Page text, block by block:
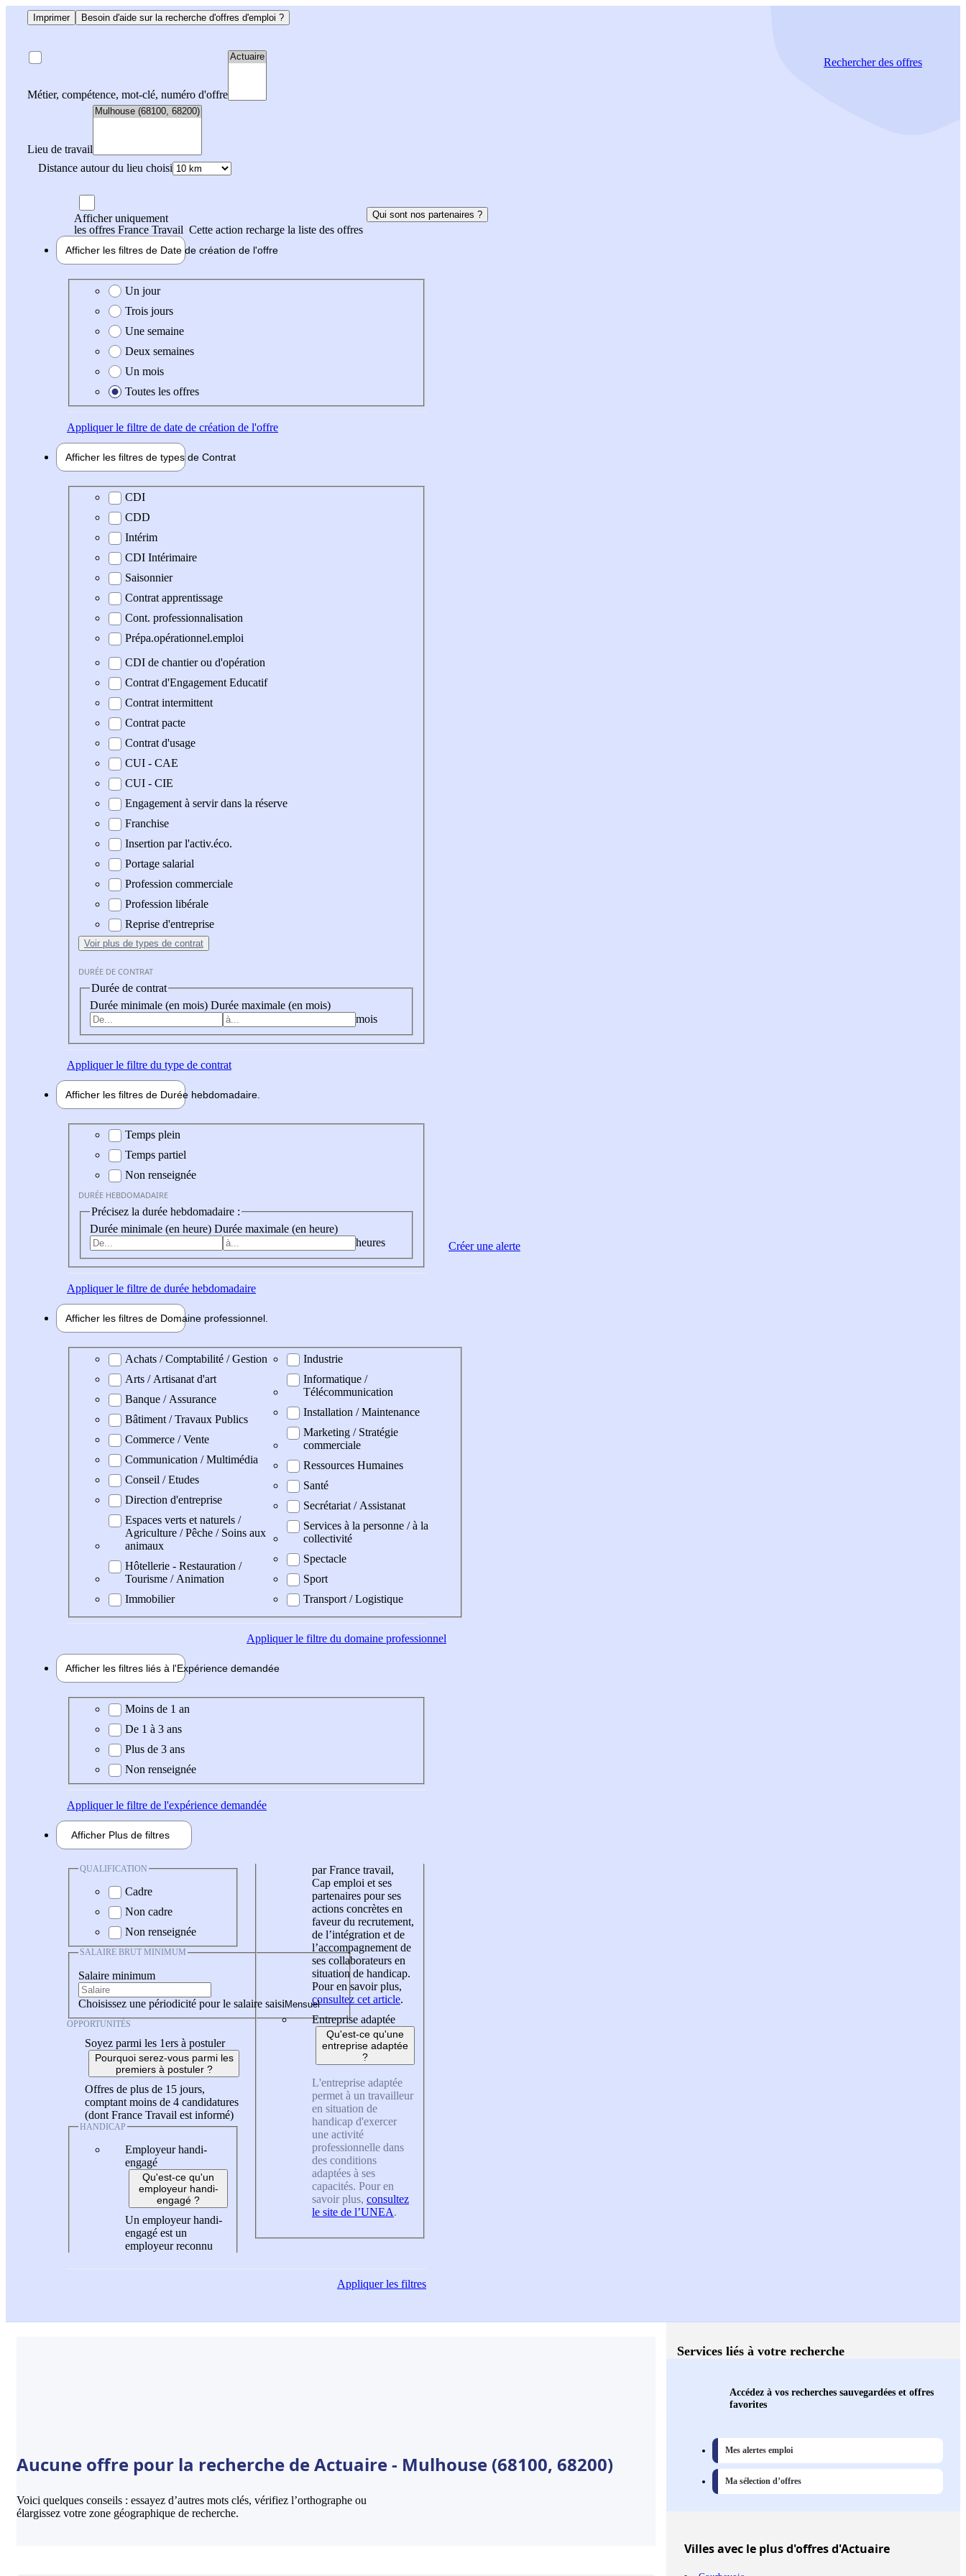
Imprimer Besoin d'aide sur la recherche d'offres d'emploi ?
Métier, compétence, mot-clé, numéro d'offre
Lieu de travail
Distance autour du lieu choisi
Rechercherdes offres
Afficher uniquement
les offres France Travail Cette action recharge la liste des offres
Qui sont nos partenaires ?
Afficher les filtres de Date de création de l'offre
Date de création de l'offre
Un jour
Trois jours
Une semaine
Deux semaines
Un mois
Toutes les offres
Appliquerle filtre de date de création de l'offre
Afficher les filtres de types de Contrat
Type de contrat
CDI
CDD
Intérim
CDI Intérimaire
Saisonnier
Contrat apprentissage
Cont. professionnalisation
Prépa.opérationnel.emploi
CDI de chantier ou d'opération
Contrat d'Engagement Educatif
Contrat intermittent
Contrat pacte
Contrat d'usage
CUI - CAE
CUI - CIE
Engagement à servir dans la réserve
Franchise
Insertion par l'activ.éco.
Portage salarial
Profession commerciale
Profession libérale
Reprise d'entreprise
Voir plus de types de contrat
DURÉE DE CONTRAT
Durée de contrat
Durée minimale (en mois) Durée maximale (en mois)
mois
Appliquerle filtre du type de contrat
Afficher les filtres de Durée hebdomadaire
Durée hebdomadaire
Temps plein
Temps partiel
Non renseignée
DURÉE HEBDOMADAIRE
Précisez la durée hebdomadaire :
Durée minimale (en heure) Durée maximale (en heure)
heures
Appliquerle filtre de durée hebdomadaire
Afficher les filtres de Domaine professionnel
Domaine professionel
Achats / Comptabilité / Gestion
Arts / Artisanat d'art
Banque / Assurance
Bâtiment / Travaux Publics
Commerce / Vente
Communication / Multimédia
Conseil / Etudes
Direction d'entreprise
Espaces verts et naturels /
Agriculture / Pêche / Soins aux
animaux
Hôtellerie - Restauration /
Tourisme / Animation
Immobilier
Industrie
Informatique /
Télécommunication
Installation / Maintenance
Marketing / Stratégie
commerciale
Ressources Humaines
Santé
Secrétariat / Assistanat
Services à la personne / à la
collectivité
Spectacle
Sport
Transport / Logistique
Appliquerle filtre du domaine professionnel
Afficher les filtres liés à l'Expérience demandée
Expérience demandée
Moins de 1 an
De 1 à 3 ans
Plus de 3 ans
Non renseignée
Appliquerle filtre de l'expérience demandée
Afficher Plus de filtres
QUALIFICATION
Cadre
Non cadre
Non renseignée
SALAIRE BRUT MINIMUM
Salaire minimum
Choisissez une périodicité pour le salaire saisi
OPPORTUNITÉS
Soyez parmi les 1ers à postuler
Pourquoi serez-vous parmi les
premiers à postuler ?
Offres de plus de 15 jours,
comptant moins de 4 candidatures
(dont France Travail est informé)
HANDICAP
Employeur handi-
engagé
Qu'est-ce qu'un
employeur handi-
engagé ?
Un employeur handi-
engagé est un
employeur reconnu
par France travail,
Cap emploi et ses
partenaires pour ses
actions concrètes en
faveur du recrutement,
de l’intégration et de
l’accompagnement de
ses collaborateurs en
situation de handicap.
Pour en savoir plus,
consultez cet article.
Entreprise adaptée
Qu'est-ce qu'une
entreprise adaptée
?
L'entreprise adaptée
permet à un travailleur
en situation de
handicap d'exercer
une activité
professionnelle dans
des conditions
adaptées à ses
capacités. Pour en
savoir plus, consultez
le site de l’UNEA.
Appliquerles filtres
Créer une alerte
Aucune offre pour la recherche de Actuaire - Mulhouse (68100, 68200)
Voici quelques conseils : essayez d’autres mots clés, vérifiez l’orthographe ou
élargissez votre zone géographique de recherche.
Services liés à votre recherche
Accédez à vos recherches sauvegardées et offres
favorites
Mes alertes emploi
Ma sélection d’offres
Villesavec le plus d'offres d'Actuaire